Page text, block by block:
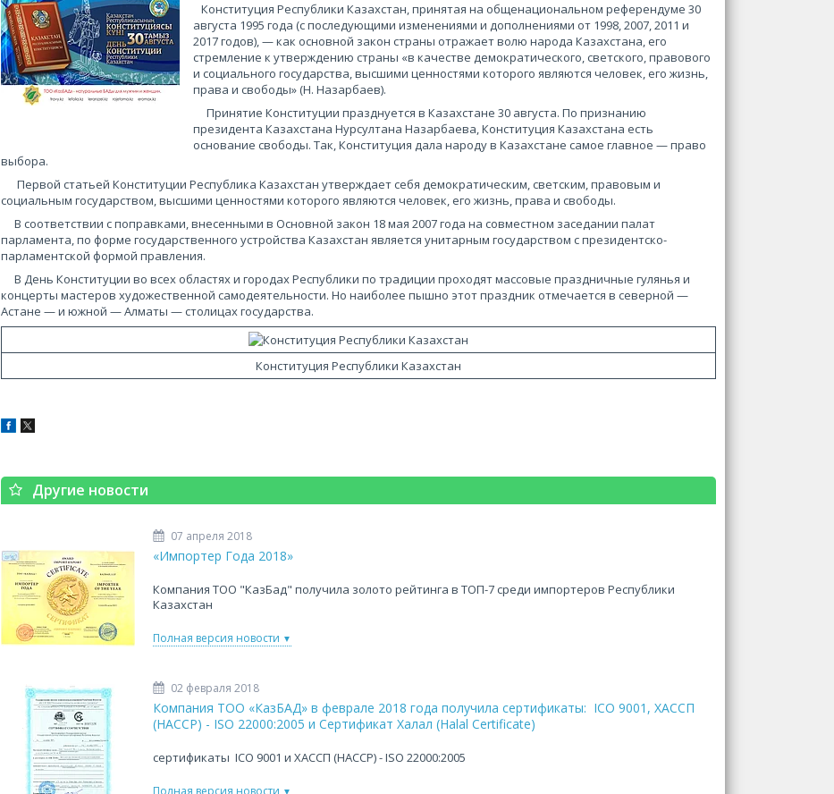
Конституция Республики Казахстан, принятая на общенациональном референдуме 30
августа 1995 года (с последующими изменениями и дополнениями от 1998, 2007, 2011 и
2017 годов), — как основной закон страны отражает волю народа Казахстана, его
стремление к утверждению страны «в качестве демократического, светского, правового
и социального государства, высшими ценностями которого являются человек, его жизнь,
права и свободы» (Н. Назарбаев).
Принятие Конституции празднуется в Казахстане 30 августа. По признанию
президента Казахстана Нурсултана Назарбаева, Конституция Казахстана есть
основание свободы. Так, Конституция дала народу в Казахстане самое главное — право
выбора.
Первой статьей Конституции Республика Казахстан утверждает себя демократическим, светским, правовым и
социальным государством, высшими ценностями которого являются человек, его жизнь, права и свободы.
В соответствии с поправками, внесенными в Основной закон 18 мая 2007 года на совместном заседании палат
парламента, по форме государственного устройства Казахстан является унитарным государством с президентско-
парламентской формой правления.
В День Конституции во всех областях и городах Республики по традиции проходят массовые праздничные гулянья и
концерты мастеров художественной самодеятельности. Но наиболее пышно этот праздник отмечается в северной —
Астане — и южной — Алматы — столицах государства.
Конституция Республики Казахстан
Другие новости
07 апреля 2018
«Импортер Года 2018»
Компания ТОО "КазБад" получила золото рейтинга в ТОП-7 среди импортеров Республики
Казахстан
Полная версия новости
02 февраля 2018
Компания ТОО «КазБАД» в феврале 2018 года получила сертификаты: ICO 9001, ХАССП
(HACCP) - ISO 22000:2005 и Сертификат Халал (Halal Certificate)
сертификаты ICO 9001 и ХАССП (HACCP) - ISO 22000:2005
Полная версия новости